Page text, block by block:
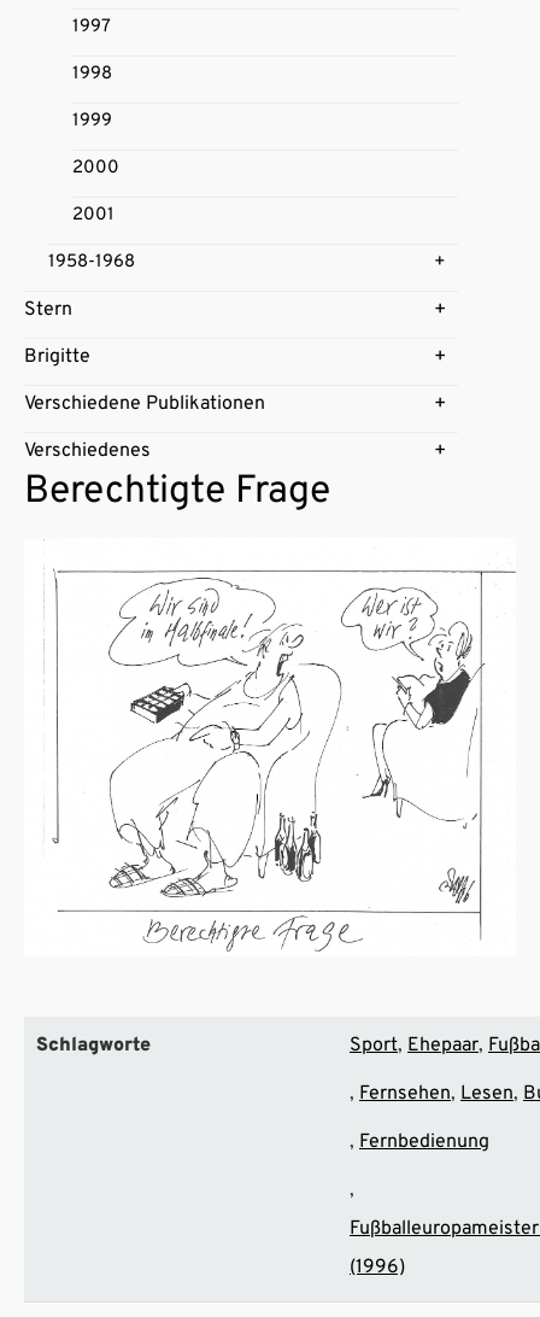
1997
1998
1999
2000
2001
1958-1968
Stern
Brigitte
Verschiedene Publikationen
Verschiedenes
Berechtigte Frage
Schlagworte Sport Ehepaar
Fernsehen Lesen
Fernbedienung
(1996)